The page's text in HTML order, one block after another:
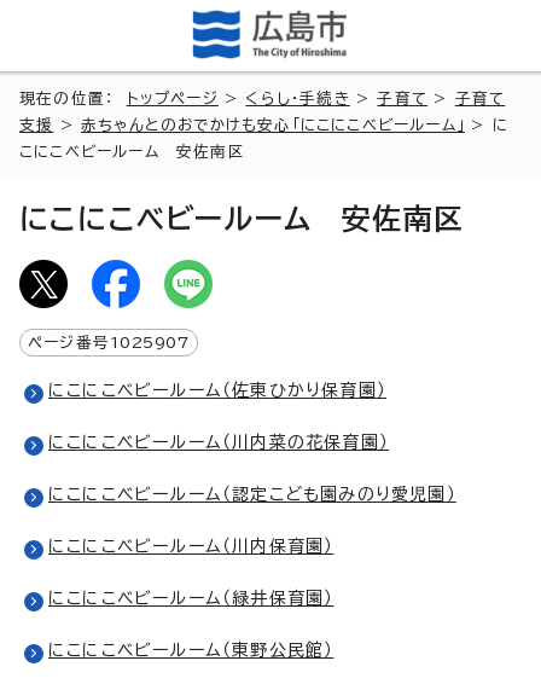
現在の位置： トップページ > くらし・手続き >子育て > 子育て
支援
>赤ちゃんとのおでかけも安心「にこにこベビールーム」
> に
こにこベビールーム 安佐南区
にこにこベビールーム 安佐南区
ページ番号 1025907
にこにこベビールーム（佐東ひかり保育園）
にこにこベビールーム（川内菜の花保育園）
にこにこベビールーム（認定こども園みのり愛児園）
にこにこベビールーム（川内保育園）
にこにこベビールーム（緑井保育園）
にこにこベビールーム（東野公民館）